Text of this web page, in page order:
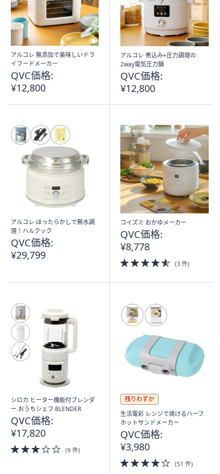
アルコレ 無添加で美味しいドラ
イフードメーカー
QVC価格:
¥12,800
アルコレ 煮込み+圧力調理の
2way電気圧力鍋
QVC価格:
¥12,800
アルコレ ほったらかしで無水調
理！ハルクック
QVC価格:
¥29,799
コイズミ おかゆメーカー
QVC価格:
¥8,778
4.5
of
(3 件)
シロカ ヒーター機能付ブレンダ
ー おうちシェフ BLENDER
QVC価格:
¥17,820
3.0
of
(9 件)
残りわずか
生活電彩 レンジで焼けるハーフ
ホットサンドメーカー
QVC価格:
¥3,980
4.0
of
(51 件)